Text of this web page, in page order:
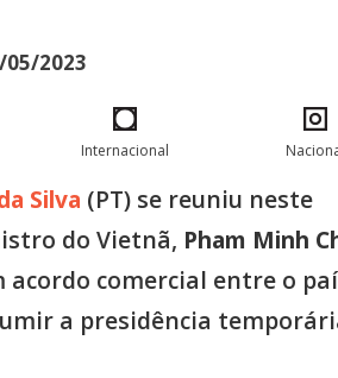
2023
Internacional
Silva (PT) se reuniu neste
do Vietnã, Pham Minh
comercial entre o
a presidência